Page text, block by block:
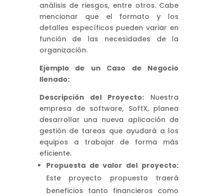
análisis de riesgos, entre otros. Cabe
mencionar que el formato y los
detalles específicos pueden variar en
función de las necesidades de la
organización.
Ejemplo de un Caso de Negocio
llenado:
Descripción del Proyecto: Nuestra
empresa de software, SoftX, planea
desarrollar una nueva aplicación de
gestión de tareas que ayudará a los
equipos a trabajar de forma más
eficiente.
Propuesta de valor del proyecto:
Este proyecto propuesto traerá
beneficios tanto financieros como